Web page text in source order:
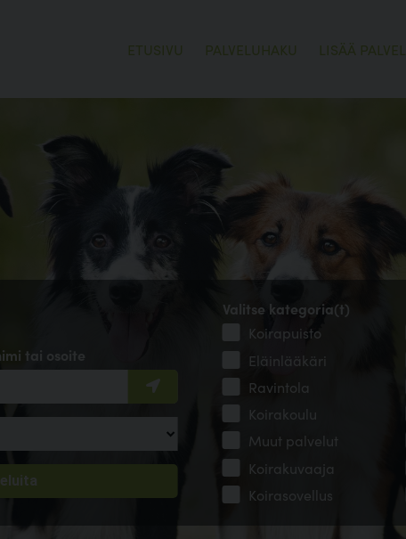
ETUSIVU PALVELUHAKU LISÄÄ
tai osoite
Valitse kategoria(t)
Koirapuisto
Eläinlääkäri
Ravintola
Koirakoulu
Muut palvelut
Koirakuvaaja
Koirasovellus